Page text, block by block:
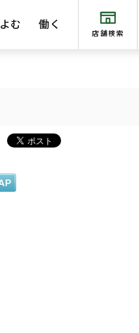
よむ 働く
店舗検索